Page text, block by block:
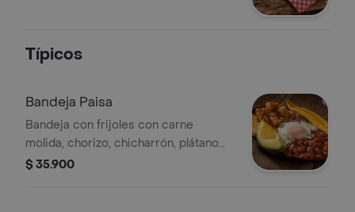
Típicos
Bandeja Paisa
Bandeja con frijoles con carne
molida, chorizo, chicharrón, plátano
maduro, arroz, aguacate, huevo y
$ 35.900